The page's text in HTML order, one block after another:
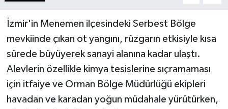
İzmir'in Menemen ilçesindeki Serbest Bölge
mevkiinde çıkan ot yangını, rüzgarın etkisiyle kısa
sürede büyüyerek sanayi alanına kadar ulaştı.
Alevlerin özellikle kimya tesislerine sıçramaması
için itfaiye ve Orman Bölge Müdürlüğü ekipleri
havadan ve karadan yoğun müdahale yürütürken,